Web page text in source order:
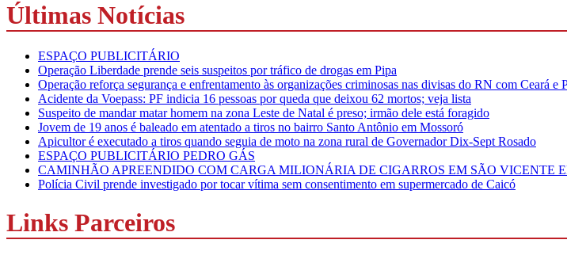
Últimas Notícias
ESPAÇO PUBLICITÁRIO
Operação Liberdade prende seis suspeitos por tráfico de drogas em Pipa
Operação reforça segurança e enfrentamento às organizações criminosas nas divisas do RN com Ceará e
Acidente da Voepass: PF indicia 16 pessoas por queda que deixou 62 mortos; veja lista
Suspeito de mandar matar homem na zona Leste de Natal é preso; irmão dele está foragido
Jovem de 19 anos é baleado em atentado a tiros no bairro Santo Antônio em Mossoró
Apicultor é executado a tiros quando seguia de moto na zona rural de Governador Dix-Sept Rosado
ESPAÇO PUBLICITÁRIO PEDRO GÁS
CAMINHÃO APREENDIDO COM CARGA MILIONÁRIA DE CIGARROS EM SÃO VICENTE
Polícia Civil prende investigado por tocar vítima sem consentimento em supermercado de Caicó
Links Parceiros